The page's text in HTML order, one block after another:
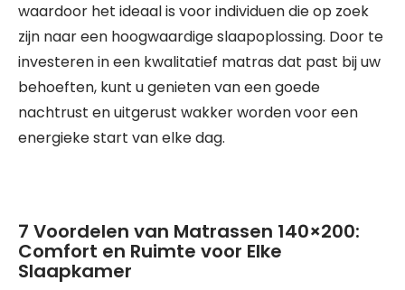
waardoor het ideaal is voor individuen die op zoek
zijn naar een hoogwaardige slaapoplossing. Door te
investeren in een kwalitatief matras dat past bij uw
behoeften, kunt u genieten van een goede
nachtrust en uitgerust wakker worden voor een
energieke start van elke dag.
7 Voordelen van Matrassen 140×200:
Comfort en Ruimte voor Elke
Slaapkamer